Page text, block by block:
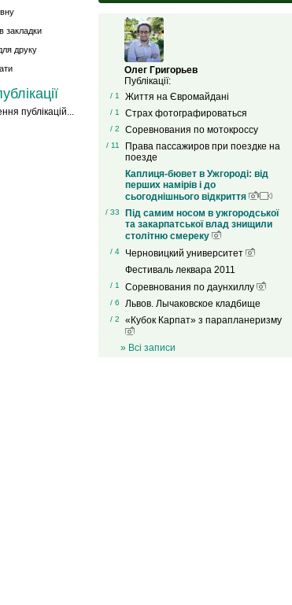
закладки
друку
публікацій...
Олег Григорьев
Публікації:
/ 1 Життя на Євромайдані
/ 1 Страх фотографироваться
/ 2 Соревнования по мотокроссу
/ 11
Права пассажиров при поездке на
поезде
Каплиця-бювет в Ужгороді: від
перших намірів і до
сьогоднішнього відкриття
/ 33
Під самим носом в ужгородської
та закарпатської влад знищили
столітню смереку
/ 4
Черновицкий университет
Фестиваль леквара 2011
/ 1 Соревнования по даунхиллу
/ 6 Львов. Лычаковское кладбище
/ 2 «Кубок Карпат» з парапланеризму
» Всі записи